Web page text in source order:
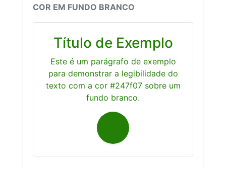
COR EM FUNDO BRANCO
Título de Exemplo
Este é um parágrafo de exemplo
para demonstrar a legibilidade do
texto com a cor #247f07 sobre um
fundo branco.